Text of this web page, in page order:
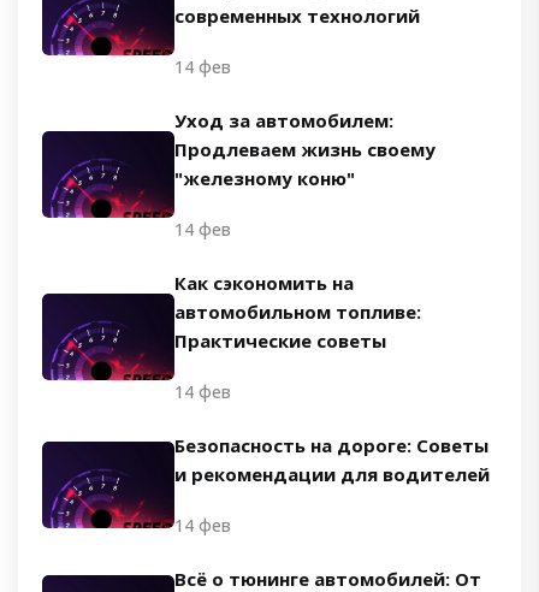
современных технологий
14 фев
Уход за автомобилем:
Продлеваем жизнь своему
"железному коню"
14 фев
Как сэкономить на
автомобильном топливе:
Практические советы
14 фев
Безопасность на дороге: Советы
и рекомендации для водителей
14 фев
Всё о тюнинге автомобилей: От